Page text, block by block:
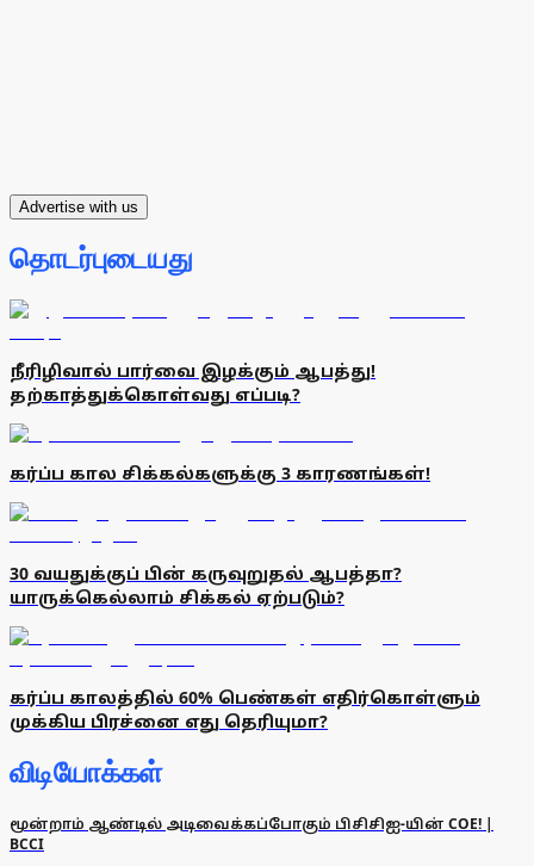
Advertise with us
தொடர்புடையது
நீரிழிவால் பார்வை இழக்கும் ஆபத்து!
தற்காத்துக்கொள்வது எப்படி?
கர்ப்ப கால சிக்கல்களுக்கு 3 காரணங்கள்!
30 வயதுக்குப் பின் கருவுறுதல் ஆபத்தா?
யாருக்கெல்லாம் சிக்கல் ஏற்படும்?
கர்ப்ப காலத்தில் 60% பெண்கள் எதிர்கொள்ளும்
முக்கிய பிரச்னை எது தெரியுமா?
விடியோக்கள்
மூன்றாம் ஆண்டில் அடிவைக்கப்போகும் பிசிசிஐ-யின் COE! |
BCCI